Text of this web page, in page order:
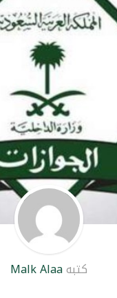
كتبهMalk Alaa